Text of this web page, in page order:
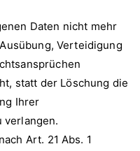
Daten nicht mehr
Verteidigung
statt der Löschung die
Ihrer
verlangen.
Art. 21 Abs. 1